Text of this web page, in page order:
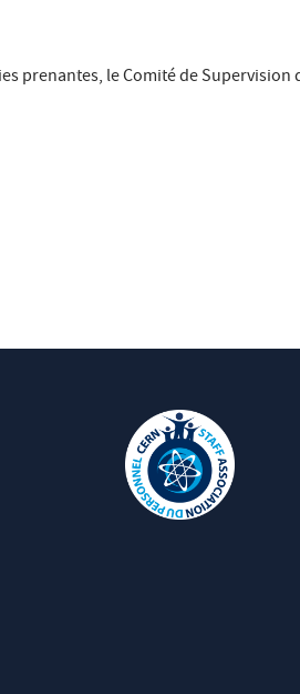
prenantes, le Comité de Supervision